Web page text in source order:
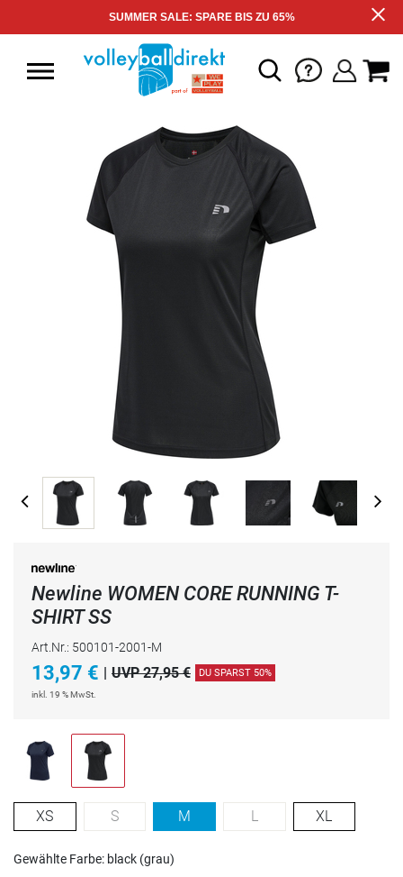
SUMMER SALE: SPARE BIS ZU 65%
Newline WOMEN CORE RUNNING T-
SHIRT SS
Art.Nr.: 500101-2001-M
13,97 € | UVP 27,95 € DU SPARST 50%
inkl. 19 % MwSt.
XS S M L XL
Gewählte Farbe: black (grau)